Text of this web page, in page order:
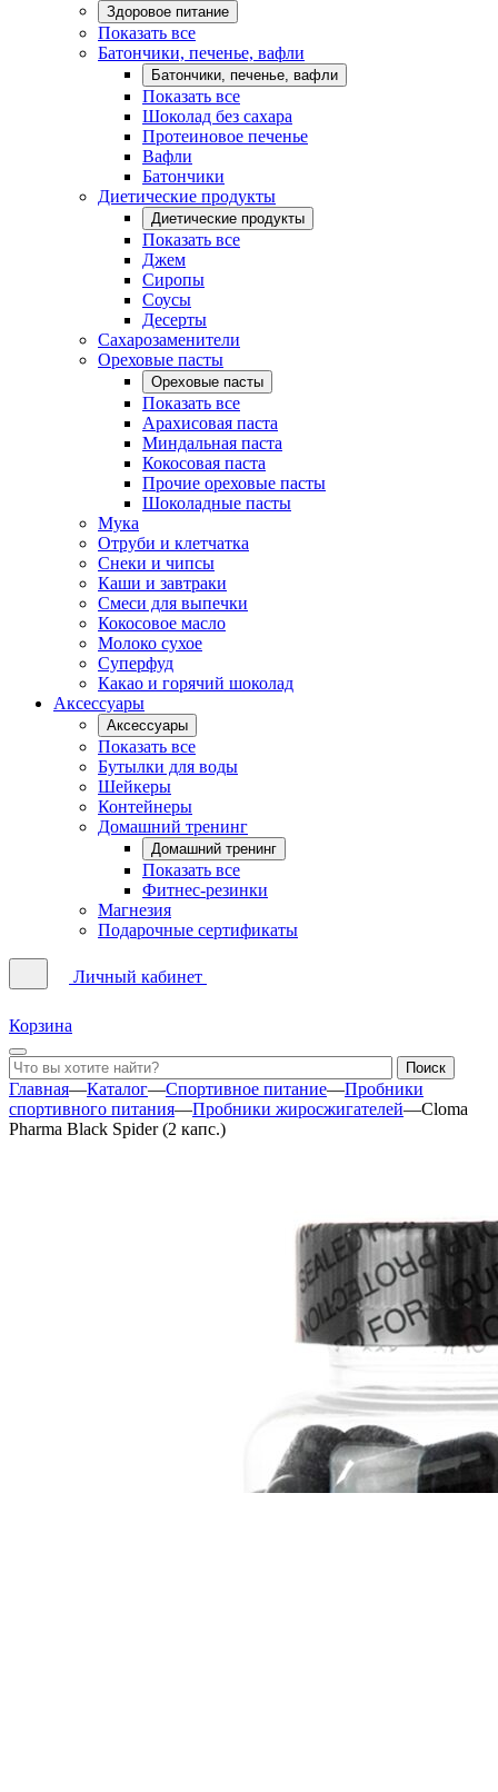
Здоровое питание
Показать все
Батончики, печенье, вафли
Батончики, печенье, вафли
Показать все
Шоколад без сахара
Протеиновое печенье
Вафли
Батончики
Диетические продукты
Диетические продукты
Показать все
Джем
Сиропы
Соусы
Десерты
Сахарозаменители
Ореховые пасты
Ореховые пасты
Показать все
Арахисовая паста
Миндальная паста
Кокосовая паста
Прочие ореховые пасты
Шоколадные пасты
Мука
Отруби и клетчатка
Снеки и чипсы
Каши и завтраки
Смеси для выпечки
Кокосовое масло
Молоко сухое
Суперфуд
Какао и горячий шоколад
Аксессуары
Аксессуары
Показать все
Бутылки для воды
Шейкеры
Контейнеры
Домашний тренинг
Домашний тренинг
Показать все
Фитнес-резинки
Магнезия
Подарочные сертификаты
Личный кабинет
Корзина
Главная—Каталог—Спортивное питание—Пробники
спортивного питания—Пробники жиросжигателей—Cloma
Pharma Black Spider (2 капс.)